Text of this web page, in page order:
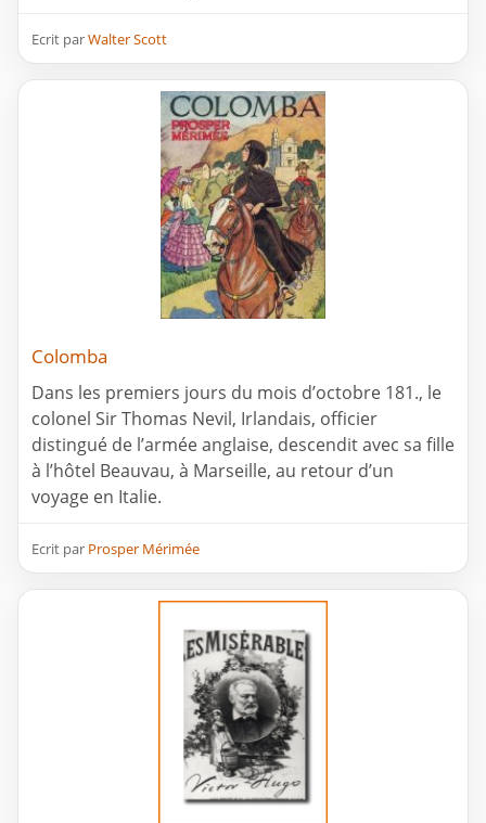
Ecrit parWalter Scott
Colomba
Dans les premiers jours du mois d’octobre 181., le
colonel Sir Thomas Nevil, Irlandais, officier
distingué de l’armée anglaise, descendit avec sa fille
à l’hôtel Beauvau, à Marseille, au retour d’un
voyage en Italie.
Ecrit par Prosper Mérimée